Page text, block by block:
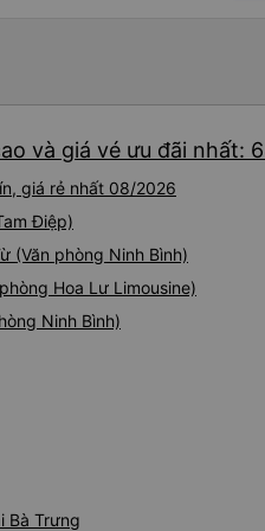
và giá vé ưu đãi nhất:
giá rẻ nhất 08/2026
Điệp)
(Văn phòng Ninh Bình)
Hoa Lư Limousine)
Ninh Bình)
Bà Trưng